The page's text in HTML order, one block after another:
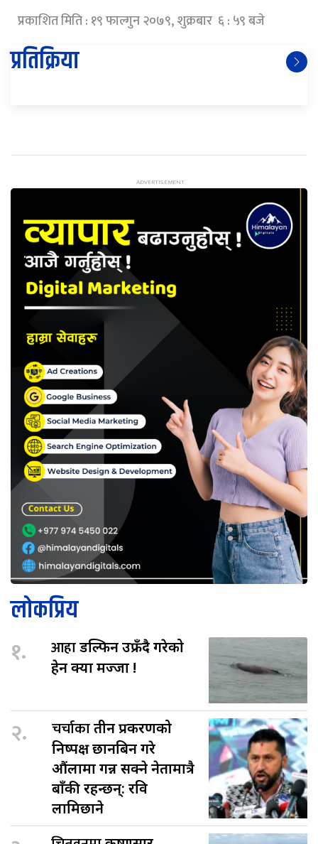
प्रकाशित मिति : १९ फाल्गुन २०७९, शुक्रबार ६ : ५९ बजे
प्रतिक्रिया
लोकप्रिय
१. आहाडल्फिन उफ्रँदै गरेको
हेर्न क्या मज्जा !
२. चर्चाकातीन प्रकरणको
निष्पक्ष छानबिन गरे
औंलामा गन्न सक्ने नेतामात्रै
बाँकी रहन्छन्: रवि
लामिछाने